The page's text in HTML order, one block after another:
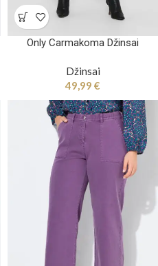
Only Carmakoma Džinsai
Džinsai
49,99 €